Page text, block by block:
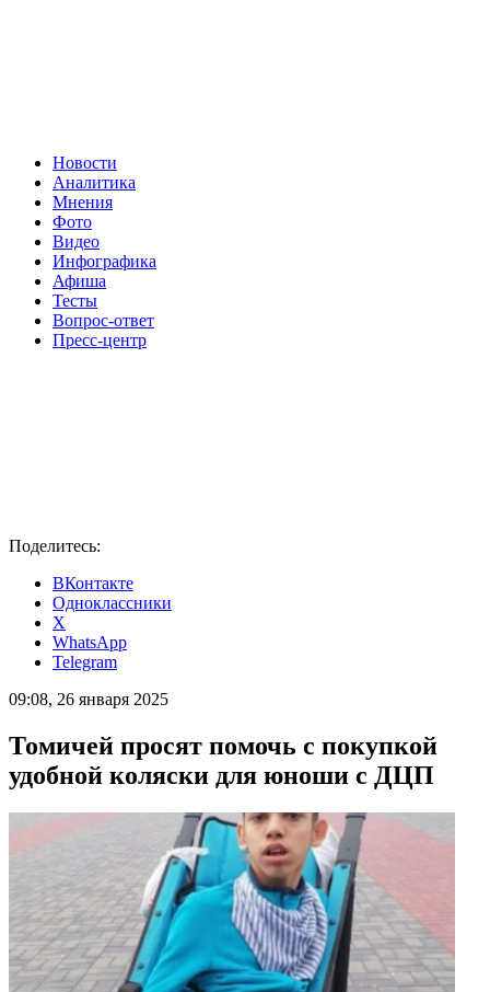
Новости
Аналитика
Мнения
Фото
Видео
Инфографика
Афиша
Тесты
Вопрос-ответ
Пресс-центр
Поделитесь:
ВКонтакте
Одноклассники
X
WhatsApp
Telegram
09:08, 26 января 2025
Томичей просят помочь с покупкой
удобной коляски для юноши с ДЦП